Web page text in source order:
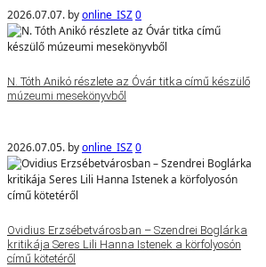
2026.07.07. byonline_ISZ0
N. Tóth Anikó részlete az Óvár titka című készülő
múzeumi mesekönyvből
2026.07.05. byonline_ISZ0
Ovidius Erzsébetvárosban – Szendrei Boglárka
kritikája Seres Lili Hanna Istenek a körfolyosón
című kötetéről